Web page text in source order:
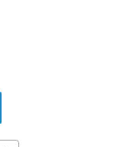
LinkedIn